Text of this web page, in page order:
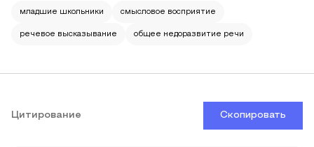
младшие школьники смысловое восприятие
речевое высказывание общее недоразвитие речи
Цитирование Скопировать